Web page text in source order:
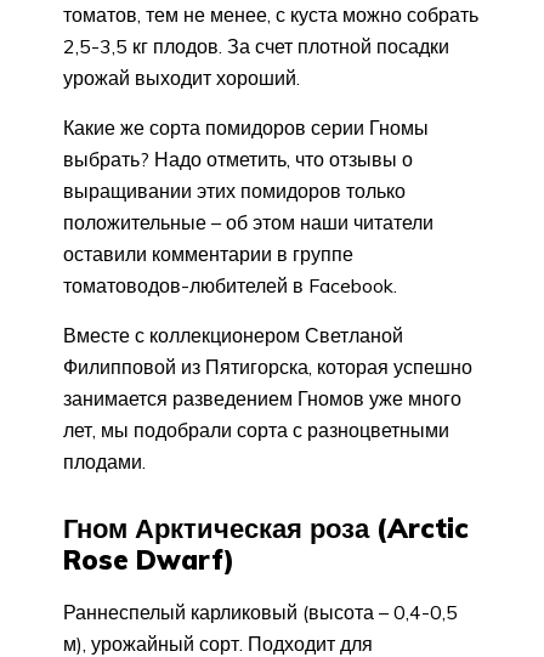
томатов, тем не менее, с куста можно собрать
2,5-3,5 кг плодов. За счет плотной посадки
урожай выходит хороший.
Какие же сорта помидоров серии Гномы
выбрать? Надо отметить, что отзывы о
выращивании этих помидоров только
положительные – об этом наши читатели
оставили комментарии в группе
томатоводов-любителей в Facebook.
Вместе с коллекционером Светланой
Филипповой из Пятигорска, которая успешно
занимается разведением Гномов уже много
лет, мы подобрали сорта с разноцветными
плодами.
Гном Арктическая роза (Arctic
Rose Dwarf)
Раннеспелый карликовый (высота – 0,4-0,5
м), урожайный сорт. Подходит для